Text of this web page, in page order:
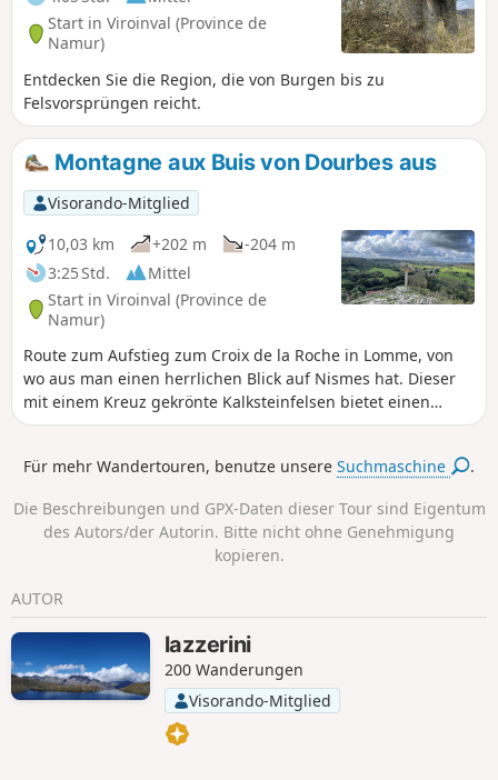
Start in Viroinval (Province de
Namur)
Entdecken Sie die Region, die von Burgen bis zu
Felsvorsprüngen reicht.
Montagne aux Buis von Dourbes aus
Visorando-Mitglied
10,03 km
+202 m
-204 m
3:25 Std.
Mittel
Start in Viroinval (Province de
Namur)
Route zum Aufstieg zum Croix de la Roche in Lomme, von
wo aus man einen herrlichen Blick auf Nismes hat. Dieser
mit einem Kreuz gekrönte Kalksteinfelsen bietet einen
einzigartigen Blick auf das Viroin-Tal. La Roche à Lomme ist
Wert bekannt. Der südöstliche Felshang ist mit einer
reichliche Vorkommen von Buchsbaum noch verstärkt wird.
Für mehr Wandertouren, benutze unsereSuchmaschine .
Die Beschreibungen und GPX-Daten dieser Tour sind Eigentum
des Autors/der Autorin. Bitte nicht ohne Genehmigung
kopieren.
AUTOR
lazzerini
200 Wanderungen
Visorando-Mitglied